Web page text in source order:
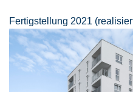
Fertigstellung 2021